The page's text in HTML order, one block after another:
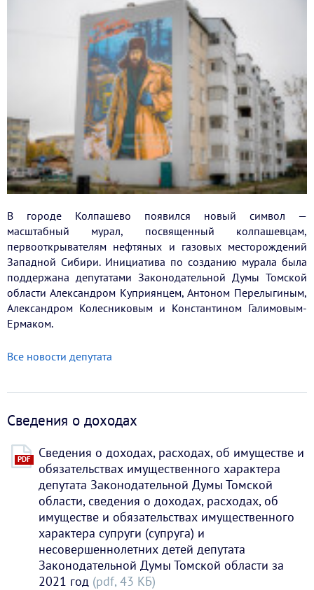
В городе Колпашево появился новый символ —
масштабный мурал, посвященный колпашевцам,
первооткрывателям нефтяных и газовых месторождений
Западной Сибири. Инициатива по созданию мурала была
поддержана депутатами Законодательной Думы Томской
области Александром Куприянцем, Антоном Перелыгиным,
Александром Колесниковым и Константином Галимовым-
Ермаком.
Все новости депутата
Сведения о доходах
PDF
Сведения о доходах, расходах, об имуществе и
обязательствах имущественного характера
депутата Законодательной Думы Томской
области, сведения о доходах, расходах, об
имуществе и обязательствах имущественного
характера супруги (супруга) и
несовершеннолетних детей депутата
Законодательной Думы Томской области за
2021 год (pdf, 43 KБ)